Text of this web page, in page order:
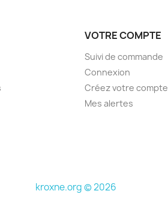
VOTRE COMPTE
Suivi de commande
Connexion
Créez votre compte
Mes alertes
kroxne.org © 2026